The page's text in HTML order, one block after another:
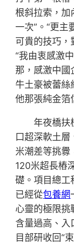
根斜拉索，加
一次”。“更主
可貴的技巧，
“我由衷感激
那，感激中國
牛土豪被蕾絲
他那張純金箔
年夜橋扶
口超深軟土
米潮差等挑釁
120米超長樁
礎。項目總工
已經從包養網
心靈的極限挑
含量過高、入
目部研收回“